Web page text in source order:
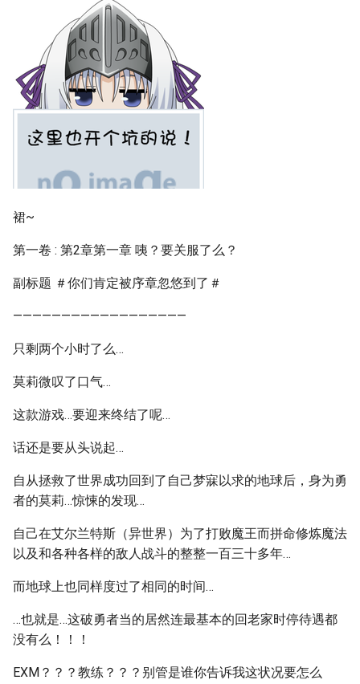
裙~
第一卷 : 第2章第一章 咦？要关服了么？
副标题 ＃你们肯定被序章忽悠到了＃
——————————————————
只剩两个小时了么…
莫莉微叹了口气…
这款游戏…要迎来终结了呢…
话还是要从头说起…
自从拯救了世界成功回到了自己梦寐以求的地球后，身为勇
者的莫莉…惊悚的发现…
自己在艾尔兰特斯（异世界）为了打败魔王而拼命修炼魔法
以及和各种各样的敌人战斗的整整一百三十多年…
而地球上也同样度过了相同的时间…
…也就是…这破勇者当的居然连最基本的回老家时停待遇都
没有么！！！
EXM？？？教练？？？别管是谁你告诉我这状况要怎么